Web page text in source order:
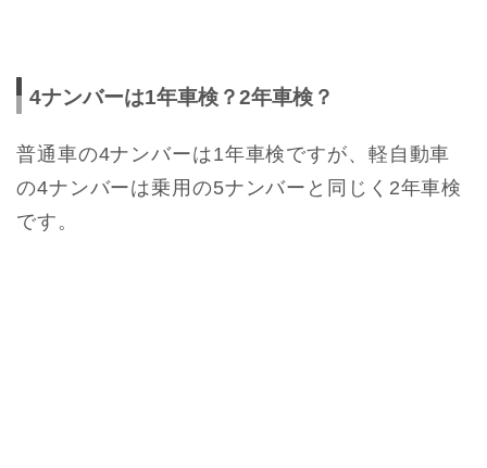
4ナンバーは1年車検？2年車検？
普通車の4ナンバーは1年車検ですが、軽自動車
の4ナンバーは乗用の5ナンバーと同じく2年車検
です。